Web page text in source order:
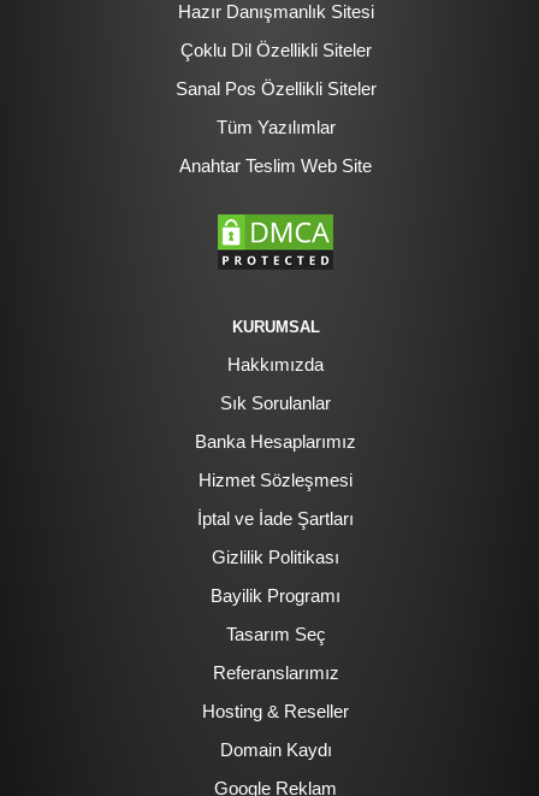
Hazır Danışmanlık Sitesi
Çoklu Dil Özellikli Siteler
Sanal Pos Özellikli Siteler
Tüm Yazılımlar
Anahtar Teslim Web Site
KURUMSAL
Hakkımızda
Sık Sorulanlar
Banka Hesaplarımız
Hizmet Sözleşmesi
İptal ve İade Şartları
Gizlilik Politikası
Bayilik Programı
Tasarım Seç
Referanslarımız
Hosting & Reseller
Domain Kaydı
Google Reklam